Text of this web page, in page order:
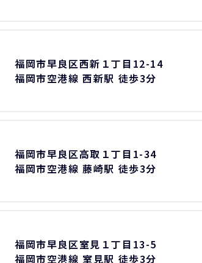
福岡市早良区西新１丁目12-14
福岡市空港線 西新駅 徒歩3分
福岡市早良区高取１丁目1-34
福岡市空港線 藤崎駅 徒歩3分
福岡市早良区室見１丁目13-5
福岡市空港線 室見駅 徒歩3分